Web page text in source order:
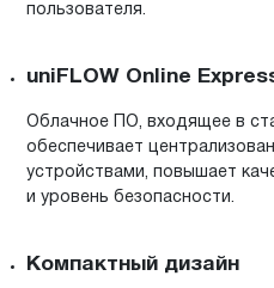
пользователя.
uniFLOW Online
Облачное ПО, входящее в
обеспечивает
устройствами, повышает
и уровень безопасности.
Компактный дизайн